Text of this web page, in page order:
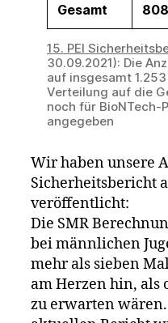
Gesamt 808
15. PEI
30.09.2021): Die
auf insgesamt
Verteilung auf die
noch für BioNTech-
angegeben
Wir haben unsere
Sicherheitsbericht
veröffentlicht:
Die SMR
bei männlichen
mehr als sieben
am Herzen hin, als
zu erwarten